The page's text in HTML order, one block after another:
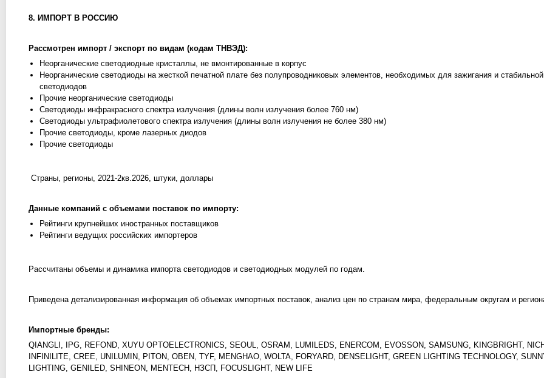
8. ИМПОРТ В РОССИЮ
Рассмотрен импорт / экспорт по видам (кодам ТНВЭД):
Неорганические светодиодные кристаллы, не вмонтированные в корпус
Неорганические светодиоды на жесткой печатной плате без полупроводниковых элементов, необходимых для зажигания и
светодиодов
Прочие неорганические светодиоды
Светодиоды инфракрасного спектра излучения (длины волн излучения более 760 нм)
Светодиоды ультрафиолетового спектра излучения (длины волн излучения не более 380 нм)
Прочие светодиоды, кроме лазерных диодов
Прочие светодиоды
Страны, регионы, 2021-2кв.2026, штуки, доллары
Данные компаний с объемами поставок по импорту:
Рейтинги крупнейших иностранных поставщиков
Рейтинги ведущих российских импортеров
Рассчитаны объемы и динамика импорта светодиодов и светодиодных модулей по годам.
Приведена детализированная информация об объемах импортных поставок, анализ цен по странам мира, федеральным округам и
Импортные бренды:
QIANGLI, IPG, REFOND, XUYU OPTOELECTRONICS, SEOUL, OSRAM, LUMILEDS, ENERCOM, EVOSSON, SAMSUNG, KINGBRIGHT,
INFINILITE, CREE, UNILUMIN, PITON, OBEN, TYF, MENGHAO, WOLTA, FORYARD, DENSELIGHT, GREEN LIGHTING TECHNOLOGY,
LIGHTING, GENILED, SHINEON, MENTECH, НЗСП, FOCUSLIGHT, NEW LIFE